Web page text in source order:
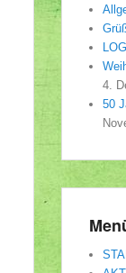
4.
50